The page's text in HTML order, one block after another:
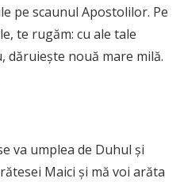
pe scaunul Apostolilor. Pe
te rugăm: cu ale tale
dăruieşte nouă mare milă.
va umplea de Duhul şi
Maici şi mă voi arăta